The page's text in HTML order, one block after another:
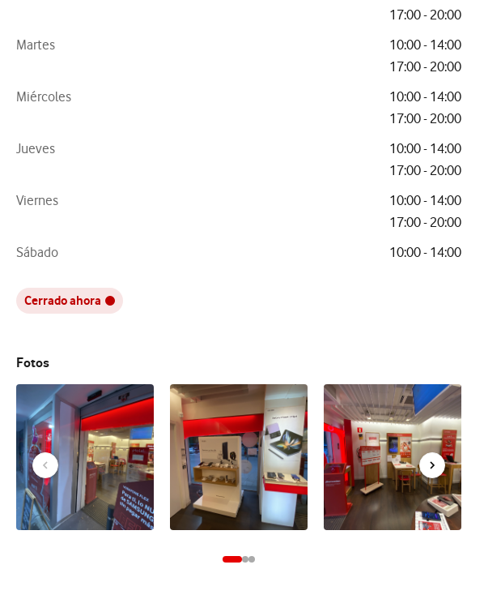
17:00 - 20:00
Martes
10:00 - 14:00
17:00 - 20:00
Miércoles
10:00 - 14:00
17:00 - 20:00
Jueves
10:00 - 14:00
17:00 - 20:00
Viernes
10:00 - 14:00
17:00 - 20:00
Sábado
10:00 - 14:00
Cerrado ahora
Fotos